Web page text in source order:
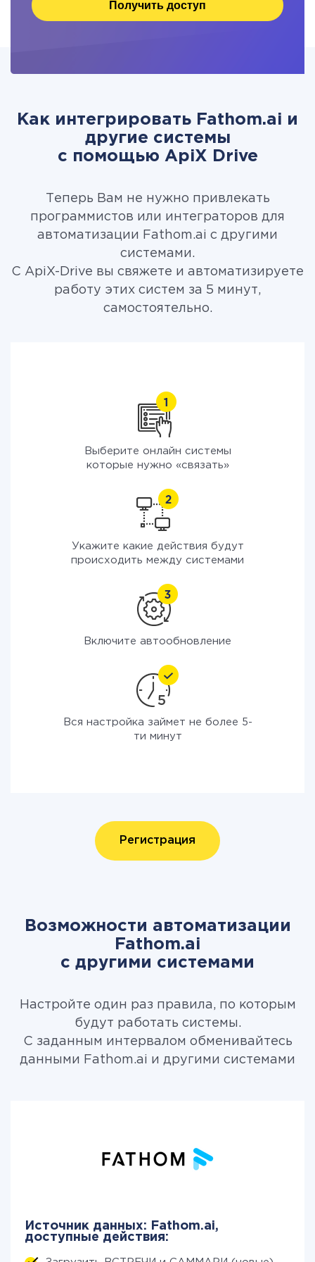
Получить доступ
Как интегрировать Fathom.ai и
другие системы
c помощью ApiX Drive
Теперь Вам не нужно привлекать
программистов или интеграторов для
автоматизации Fathom.ai с другими
системами.
С ApiX-Drive вы свяжете и автоматизируете
работу этих систем за 5 минут,
самостоятельно.
Выберите онлайн системы
которые нужно «связать»
Укажите какие действия будут
происходить между системами
Включите автообновление
Вся настройка займет не более 5-
ти минут
Регистрация
Возможности автоматизации
Fathom.ai
с другими системами
Настройте один раз правила, по которым
будут работать системы.
С заданным интервалом обменивайтесь
данными Fathom.ai и другими системами
Источник данных: Fathom.ai,
доступные действия: